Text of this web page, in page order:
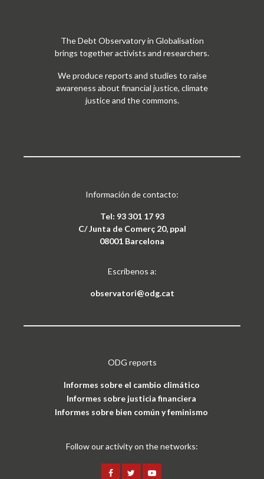
The Debt Observatory in Globalisation
brings together activists and researchers.
We produce reports and studies to raise
awareness about financial justice, climate
justice and the commons.
Información de contacto:
Tel: 93 301 17 93
C/ Junta de Comerç 20, ppal
08001 Barcelona
Escríbenos a:
observatori@odg.cat
ODG reports
Informes sobre el cambio climático
Informes sobre justicia financiera
Informes sobre bien común y feminismo
Follow our activity on the networks: